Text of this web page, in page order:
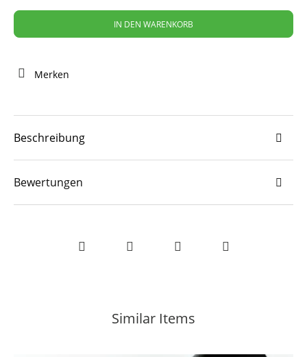
IN DEN WARENKORB
Merken
Beschreibung
Bewertungen
Similar Items